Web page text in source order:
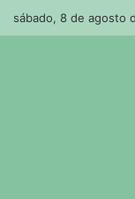
sábado, 8 de agosto